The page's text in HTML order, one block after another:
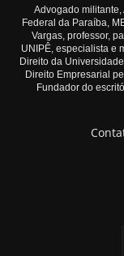
Advogado
Federal da Paraíba,
Vargas, professor,
UNIPÊ, especialista e
Direito da
Direito Empresarial
Fundador do